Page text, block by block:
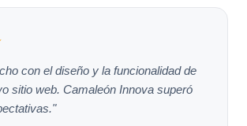
con el diseño y la funcionalidad de
sitio web. Camaleón Innova superó